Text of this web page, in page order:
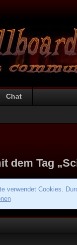
Chat
dem Tag
verwendet Cookies.